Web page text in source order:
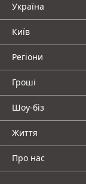
Україна
Київ
Регіони
Гроші
Шоу-біз
Життя
Про нас